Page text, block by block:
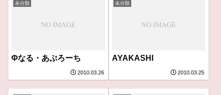
未分類
Φなる・あぷろーち
2010.03.26
未分類
AYAKASHI
2010.03.25